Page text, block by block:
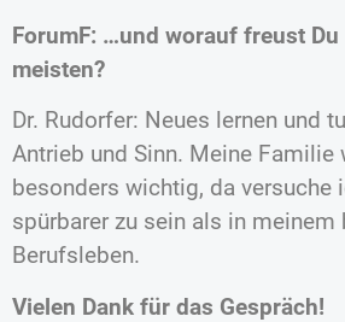
ForumF: …und worauf freust Du
meisten?
Dr. Rudorfer: Neues lernen und
Antrieb und Sinn. Meine Familie
besonders wichtig, da versuche
spürbarer zu sein als in meinem
Berufsleben.
Vielen Dank für das Gespräch!